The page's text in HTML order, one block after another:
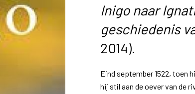
Inigo naar
geschiedenis
2014).
Eind september 1522, toen
hij stil aan de oever van de